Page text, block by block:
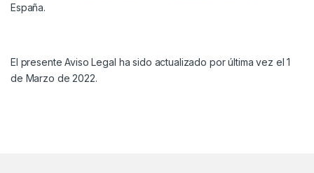
España.
El presente Aviso Legal ha sido actualizado por última vez el 1
de Marzo de 2022.